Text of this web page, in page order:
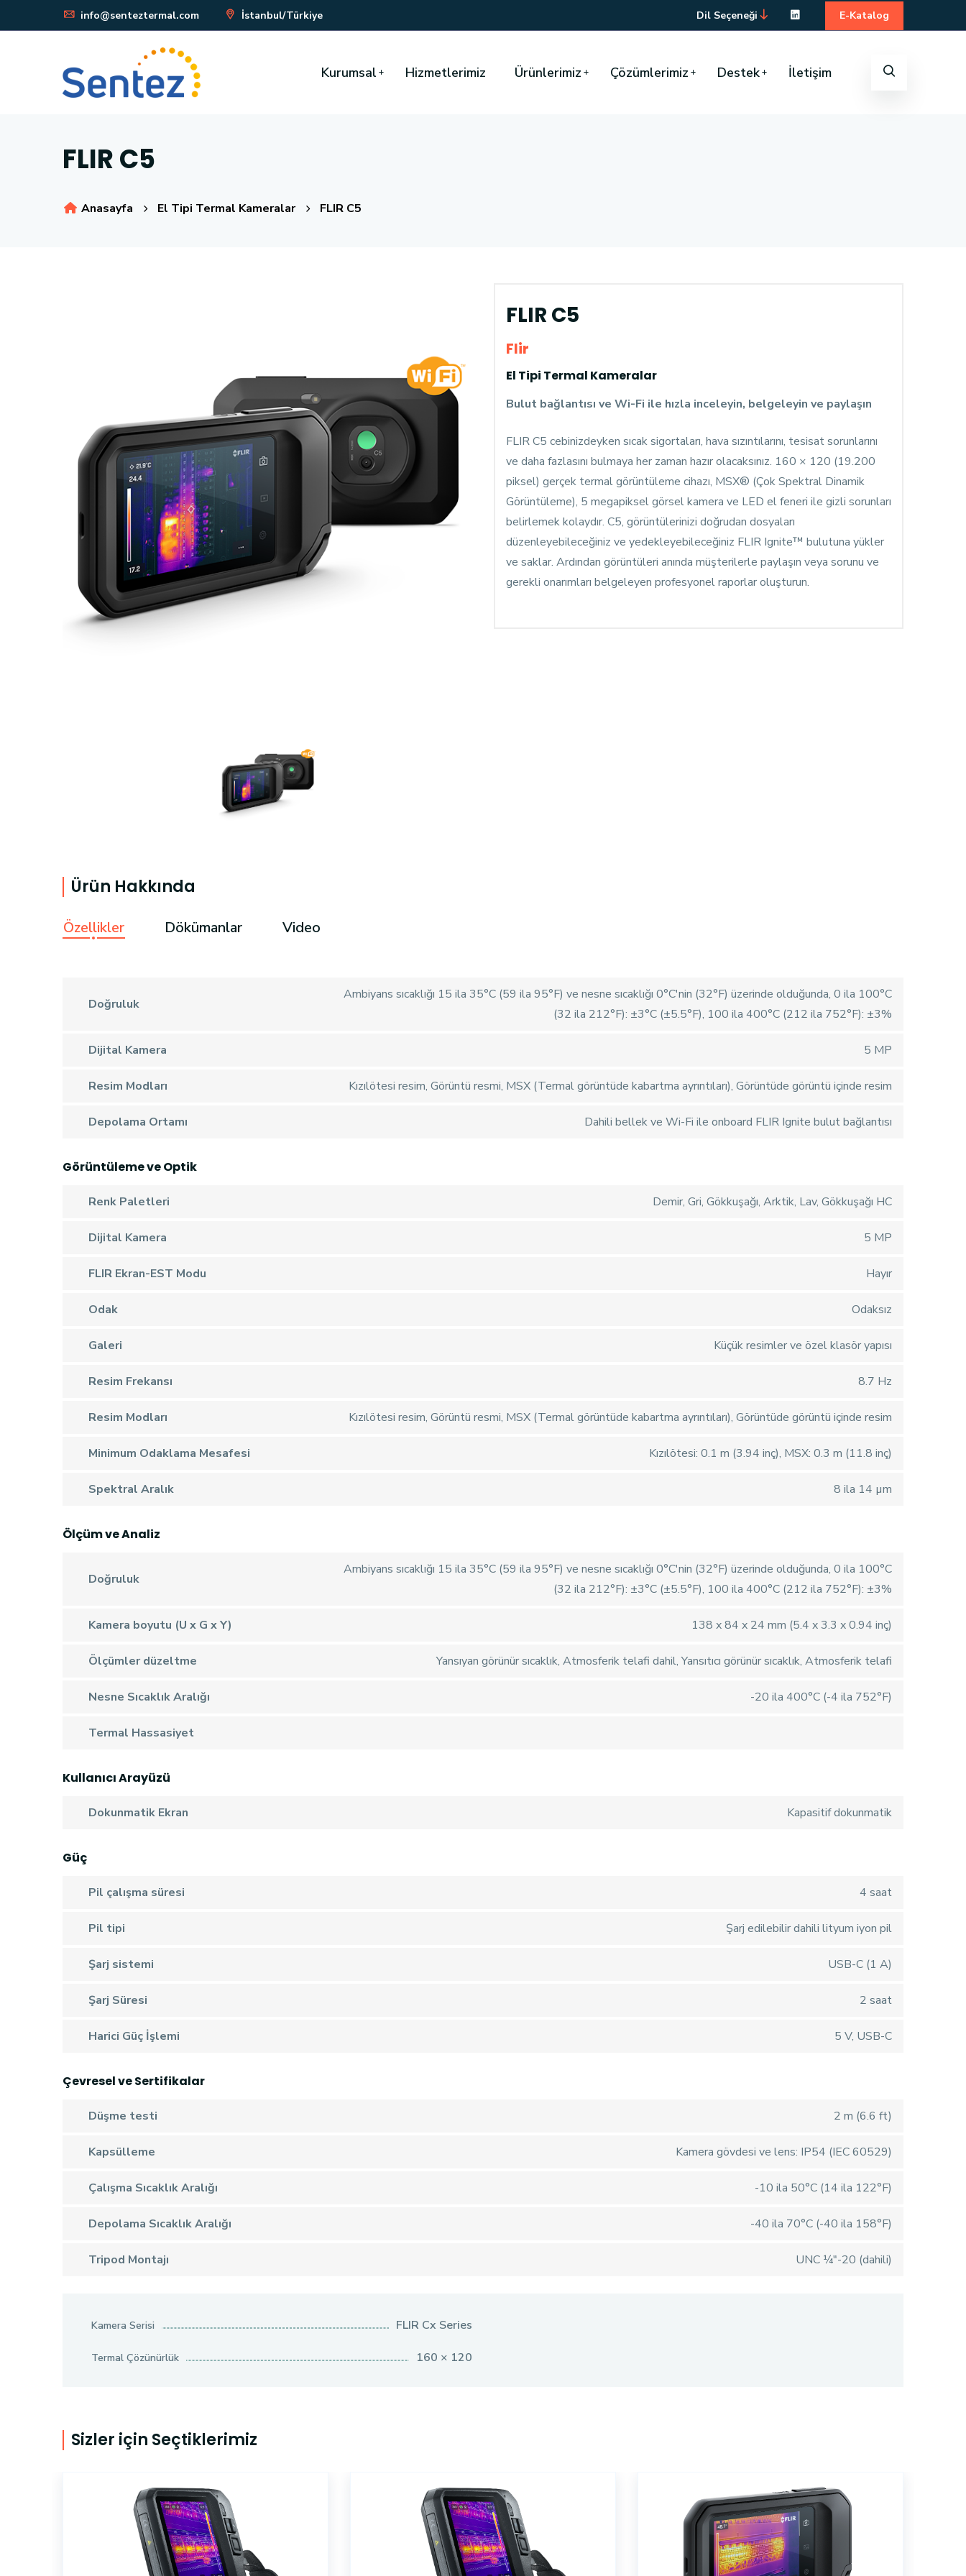
info@senteztermal.com İstanbul/Türkiye Dil Seçeneği E-Katalog
Kurumsal Hizmetlerimiz Ürünlerimiz Çözümlerimiz Destek İletişim
FLIR C5
Anasayfa El Tipi Termal Kameralar FLIR C5
FLIR C5
Flir
El Tipi Termal Kameralar
Bulut bağlantısı ve Wi-Fi ile hızla inceleyin, belgeleyin ve paylaşın
FLIR C5 cebinizdeyken sıcak sigortaları, hava sızıntılarını, tesisat sorunlarını
ve daha fazlasını bulmaya her zaman hazır olacaksınız. 160 × 120 (19.200
piksel) gerçek termal görüntüleme cihazı, MSX® (Çok Spektral Dinamik
Görüntüleme), 5 megapiksel görsel kamera ve LED el feneri ile gizli sorunları
belirlemek kolaydır. C5, görüntülerinizi doğrudan dosyaları
düzenleyebileceğiniz ve yedekleyebileceğiniz FLIR Ignite™ bulutuna yükler
ve saklar. Ardından görüntüleri anında müşterilerle paylaşın veya sorunu ve
gerekli onarımları belgeleyen profesyonel raporlar oluşturun.
Ürün Hakkında
Özellikler Dökümanlar Video
Doğruluk
Ambiyans sıcaklığı 15 ila 35°C (59 ila 95°F) ve nesne sıcaklığı 0°C'nin (32°F) üzerinde olduğunda, 0 ila 100°C
(32 ila 212°F): ±3°C (±5.5°F), 100 ila 400°C (212 ila 752°F): ±3%
Dijital Kamera 5 MP
Resim Modları Kızılötesi resim, Görüntü resmi, MSX (Termal görüntüde kabartma ayrıntıları), Görüntüde görüntü içinde resim
Depolama Ortamı Dahili bellek ve Wi-Fi ile onboard FLIR Ignite bulut bağlantısı
Görüntüleme ve Optik
Renk Paletleri Demir, Gri, Gökkuşağı, Arktik, Lav, Gökkuşağı HC
Dijital Kamera 5 MP
FLIR Ekran-EST Modu Hayır
Odak Odaksız
Galeri Küçük resimler ve özel klasör yapısı
Resim Frekansı 8.7 Hz
Resim Modları Kızılötesi resim, Görüntü resmi, MSX (Termal görüntüde kabartma ayrıntıları), Görüntüde görüntü içinde resim
Minimum Odaklama Mesafesi Kızılötesi: 0.1 m (3.94 inç), MSX: 0.3 m (11.8 inç)
Spektral Aralık 8 ila 14 µm
Ölçüm ve Analiz
Doğruluk
Ambiyans sıcaklığı 15 ila 35°C (59 ila 95°F) ve nesne sıcaklığı 0°C'nin (32°F) üzerinde olduğunda, 0 ila 100°C
(32 ila 212°F): ±3°C (±5.5°F), 100 ila 400°C (212 ila 752°F): ±3%
Kamera boyutu (U x G x Y) 138 x 84 x 24 mm (5.4 x 3.3 x 0.94 inç)
Ölçümler düzeltme Yansıyan görünür sıcaklık, Atmosferik telafi dahil, Yansıtıcı görünür sıcaklık, Atmosferik telafi
Nesne Sıcaklık Aralığı -20 ila 400°C (-4 ila 752°F)
Termal Hassasiyet
Kullanıcı Arayüzü
Dokunmatik Ekran Kapasitif dokunmatik
Güç
Pil çalışma süresi 4 saat
Pil tipi Şarj edilebilir dahili lityum iyon pil
Şarj sistemi USB-C (1 A)
Şarj Süresi 2 saat
Harici Güç İşlemi 5 V, USB-C
Çevresel ve Sertifikalar
Düşme testi 2 m (6.6 ft)
Kapsülleme Kamera gövdesi ve lens: IP54 (IEC 60529)
Çalışma Sıcaklık Aralığı -10 ila 50°C (14 ila 122°F)
Depolama Sıcaklık Aralığı -40 ila 70°C (-40 ila 158°F)
Tripod Montajı UNC ¼"-20 (dahili)
Kamera Serisi FLIR Cx Series
Termal Çözünürlük 160 × 120
Sizler için Seçtiklerimiz